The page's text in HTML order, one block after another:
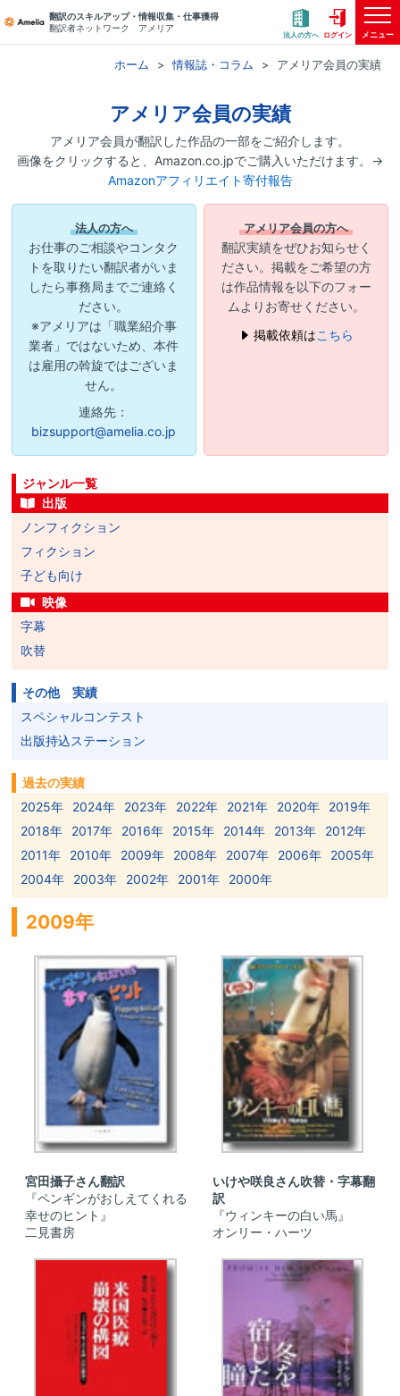
翻訳のスキルアップ・情報収集・仕事獲得
翻訳者ネットワーク アメリア
法人の方へ ログイン メニュー
ホーム 情報誌・コラム アメリア会員の実績
アメリア会員の実績
アメリア会員が翻訳した作品の一部をご紹介します。
画像をクリックすると、Amazon.co.jpでご購入いただけます。→
Amazonアフィリエイト寄付報告
法人の方へ
お仕事のご相談やコンタク
トを取りたい翻訳者がいま
したら事務局までご連絡く
ださい。
※アメリアは「職業紹介事
業者」ではないため、本件
は雇用の斡旋ではございま
せん。
連絡先：
bizsupport@amelia.co.jp
アメリア会員の方へ
翻訳実績をぜひお知らせく
ださい。掲載をご希望の方
は作品情報を以下のフォー
ムよりお寄せください。
掲載依頼はこちら
ジャンル一覧
出版
ノンフィクション
フィクション
子ども向け
映像
字幕
吹替
その他 実績
スペシャルコンテスト
出版持込ステーション
過去の実績
2025年
2024年 2023年 2022年 2021年 2020年
2019年
2018年
2017年 2016年 2015年 2014年 2013年
2012年
2011年
2010年 2009年 2008年 2007年 2006年
2005年
2004年
2003年 2002年 2001年 2000年
2009年
宮田攝子さん翻訳
『ペンギンがおしえてくれる
幸せのヒント』
二見書房
いけや咲良さん吹替・字幕翻
訳
『ウィンキーの白い馬』
オンリー・ハーツ